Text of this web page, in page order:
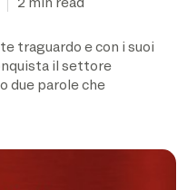
traguardo e con i suoi
il settore
due parole che